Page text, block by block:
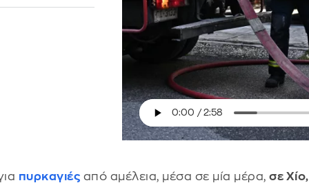
πυρκαγιές από αμέλεια, μέσα σε μία μέρα,σε Χίο,